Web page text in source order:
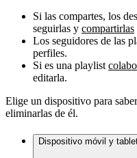
Si las compartes, los
seguirlas y compartirlas
Los seguidores de las
perfiles.
Si es una playlist
editarla.
Elige un dispositivo para
eliminarlas de él.
Dispositivo móvil y